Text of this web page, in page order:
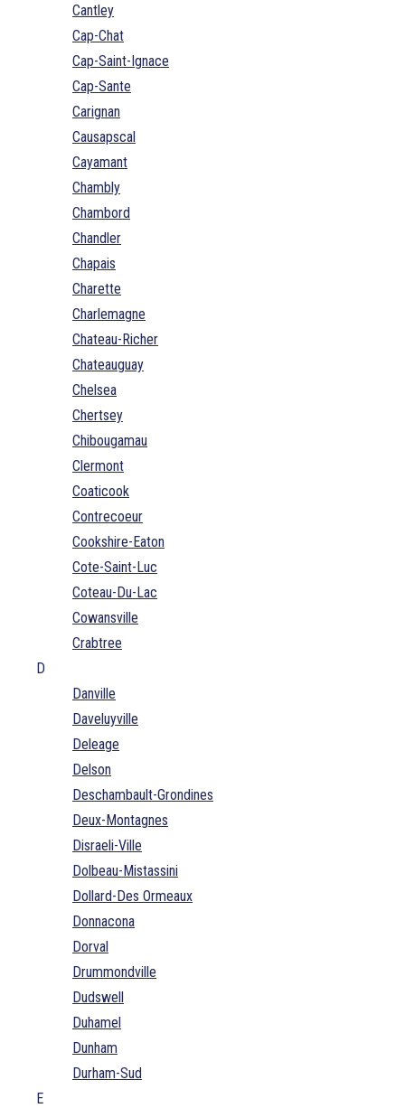
Cantley
Cap-Chat
Cap-Saint-Ignace
Cap-Sante
Carignan
Causapscal
Cayamant
Chambly
Chambord
Chandler
Chapais
Charette
Charlemagne
Chateau-Richer
Chateauguay
Chelsea
Chertsey
Chibougamau
Clermont
Coaticook
Contrecoeur
Cookshire-Eaton
Cote-Saint-Luc
Coteau-Du-Lac
Cowansville
Crabtree
D
Danville
Daveluyville
Deleage
Delson
Deschambault-Grondines
Deux-Montagnes
Disraeli-Ville
Dolbeau-Mistassini
Dollard-Des Ormeaux
Donnacona
Dorval
Drummondville
Dudswell
Duhamel
Dunham
Durham-Sud
E